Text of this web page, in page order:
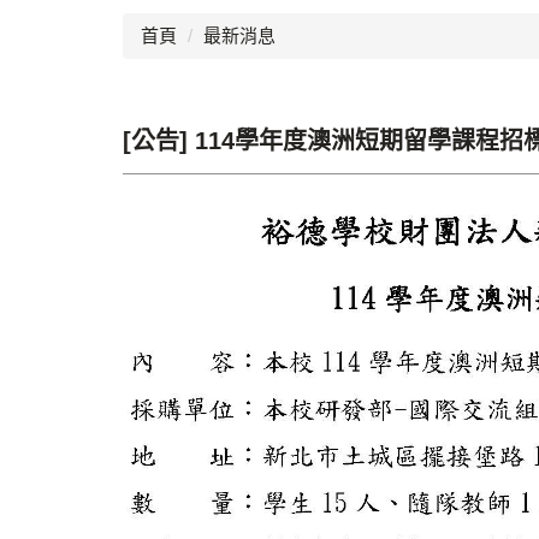
首頁 最新消息
[公告] 114學年度澳洲短期留學課程招